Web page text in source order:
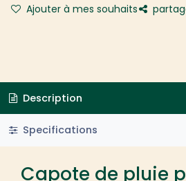
Ajouter à mes souhaits
Description
Specifications
Capote de pluie